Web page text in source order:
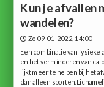
Kun je afvallen
wandelen?
Zo 09-01-2022, 14:00
Een combinatie van fysieke
en het verminderen van
lijkt meer te helpen bij het
dan alleen